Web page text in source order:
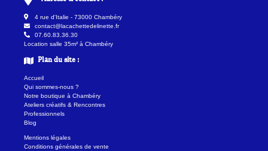
4 rue d'Italie - 73000 Chambéry
contact@lacachettedelinette.fr
07.60.83.36.30
Location salle 35m² à Chambéry
Plan du site :
Accueil
Qui sommes-nous ?
Notre boutique à Chambéry
Ateliers créatifs & Rencontres
Professionnels
Blog
Mentions légales
Conditions générales de vente